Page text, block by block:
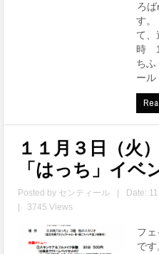
ろ
す。
て、
時
ち
ー
１１月３日（火
「はっち」イベ
Posted by センティール Date:
3745 Views
フ
で